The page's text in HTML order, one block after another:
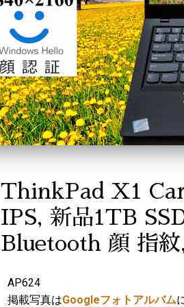
ThinkPad X1
IPS, 新品1TB
Bluetooth 顔 指
AP624
掲載写真はGoogleフォトアルバム